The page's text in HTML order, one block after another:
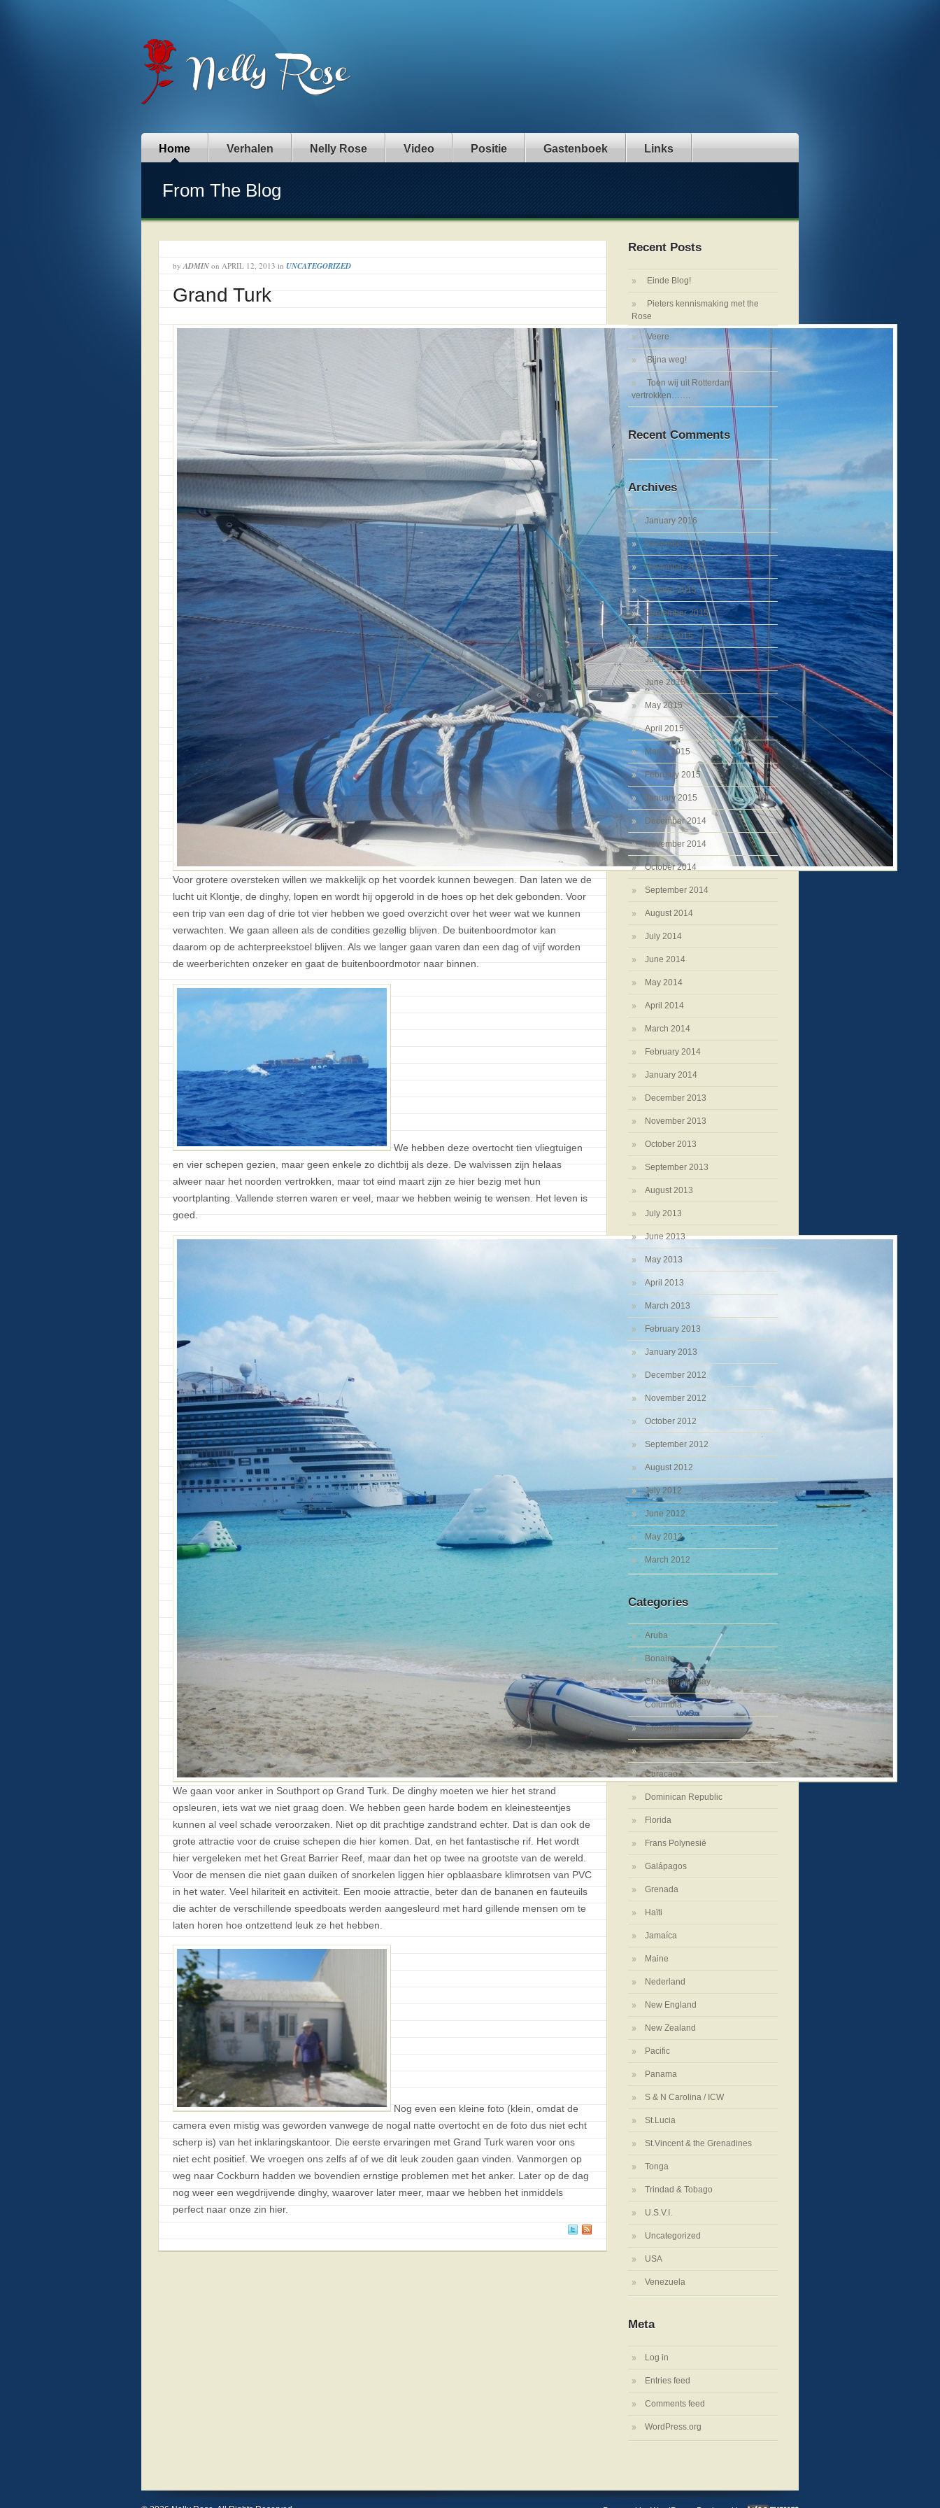
Home Verhalen Nelly Rose Video Positie Gastenboek Links
From The Blog
by ADMIN on APRIL 12, 2013 in UNCATEGORIZED
Grand Turk
Voor grotere oversteken willen we makkelijk op het voordek kunnen bewegen. Dan laten we de
lucht uit Klontje, de dinghy, lopen en wordt hij opgerold in de hoes op het dek gebonden. Voor
een trip van een dag of drie tot vier hebben we goed overzicht over het weer wat we kunnen
verwachten. We gaan alleen als de condities gezellig blijven. De buitenboordmotor kan
daarom op de achterpreekstoel blijven. Als we langer gaan varen dan een dag of vijf worden
de weerberichten onzeker en gaat de buitenboordmotor naar binnen.
We hebben deze overtocht tien vliegtuigen
en vier schepen gezien, maar geen enkele zo dichtbij als deze. De walvissen zijn helaas
alweer naar het noorden vertrokken, maar tot eind maart zijn ze hier bezig met hun
voortplanting. Vallende sterren waren er veel, maar we hebben weinig te wensen. Het leven is
goed.
We gaan voor anker in Southport op Grand Turk. De dinghy moeten we hier het strand
opsleuren, iets wat we niet graag doen. We hebben geen harde bodem en kleinesteentjes
kunnen al veel schade veroorzaken. Niet op dit prachtige zandstrand echter. Dat is dan ook de
grote attractie voor de cruise schepen die hier komen. Dat, en het fantastische rif. Het wordt
hier vergeleken met het Great Barrier Reef, maar dan het op twee na grootste van de wereld.
Voor de mensen die niet gaan duiken of snorkelen liggen hier opblaasbare klimrotsen van PVC
in het water. Veel hilariteit en activiteit. Een mooie attractie, beter dan de bananen en fauteuils
die achter de verschillende speedboats werden aangesleurd met hard gillende mensen om te
laten horen hoe ontzettend leuk ze het hebben.
Nog even een kleine foto (klein, omdat de
camera even mistig was geworden vanwege de nogal natte overtocht en de foto dus niet echt
scherp is) van het inklaringskantoor. Die eerste ervaringen met Grand Turk waren voor ons
niet echt positief. We vroegen ons zelfs af of we dit leuk zouden gaan vinden. Vanmorgen op
weg naar Cockburn hadden we bovendien ernstige problemen met het anker. Later op de dag
nog weer een wegdrijvende dinghy, waarover later meer, maar we hebben het inmiddels
perfect naar onze zin hier.
Recent Posts
Einde Blog!
Pieters kennismaking met the
Rose
Veere
Bijna weg!
Toen wij uit Rotterdam
vertrokken…….
Recent Comments
Archives
January 2016
December 2015
November 2015
October 2015
September 2015
August 2015
July 2015
June 2015
May 2015
April 2015
March 2015
February 2015
January 2015
December 2014
November 2014
October 2014
September 2014
August 2014
July 2014
June 2014
May 2014
April 2014
March 2014
February 2014
January 2014
December 2013
November 2013
October 2013
September 2013
August 2013
July 2013
June 2013
May 2013
April 2013
March 2013
February 2013
January 2013
December 2012
November 2012
October 2012
September 2012
August 2012
July 2012
June 2012
May 2012
March 2012
Categories
Aruba
Bonaire
Chesapeake Bay
Columbia
Crossing
Cuba
Curacao
Dominican Republic
Florida
Frans Polynesië
Galápagos
Grenada
Haïti
Jamaíca
Maine
Nederland
New England
New Zealand
Pacific
Panama
S & N Carolina / ICW
St.Lucia
St.Vincent & the Grenadines
Tonga
Trindad & Tobago
U.S.V.I.
Uncategorized
USA
Venezuela
Meta
Log in
Entries feed
Comments feed
WordPress.org